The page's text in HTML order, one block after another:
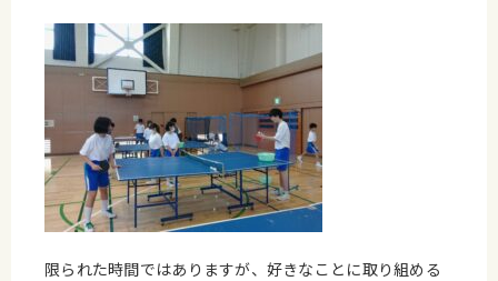
限られた時間ではありますが、好きなことに取り組める